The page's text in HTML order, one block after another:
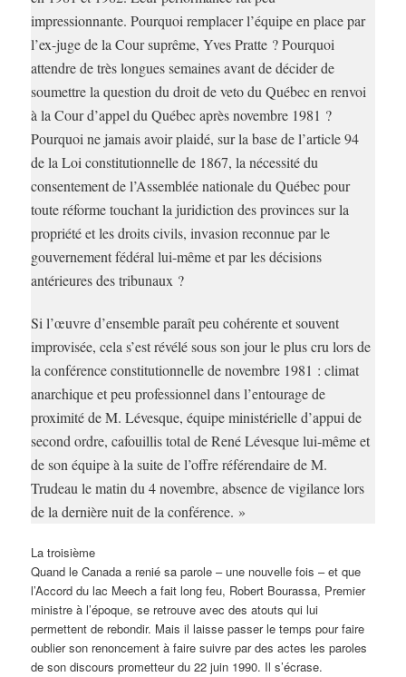
impressionnante. Pourquoi remplacer l’équipe en place par
l’ex-juge de la Cour suprême, Yves Pratte ? Pourquoi
attendre de très longues semaines avant de décider de
soumettre la question du droit de veto du Québec en renvoi
à la Cour d’appel du Québec après novembre 1981 ?
Pourquoi ne jamais avoir plaidé, sur la base de l’article 94
de la Loi constitutionnelle de 1867, la nécessité du
consentement de l’Assemblée nationale du Québec pour
toute réforme touchant la juridiction des provinces sur la
propriété et les droits civils, invasion reconnue par le
gouvernement fédéral lui-même et par les décisions
antérieures des tribunaux ?
Si l’œuvre d’ensemble paraît peu cohérente et souvent
improvisée, cela s’est révélé sous son jour le plus cru lors de
la conférence constitutionnelle de novembre 1981 : climat
anarchique et peu professionnel dans l’entourage de
proximité de M. Lévesque, équipe ministérielle d’appui de
second ordre, cafouillis total de René Lévesque lui-même et
de son équipe à la suite de l’offre référendaire de M.
Trudeau le matin du 4 novembre, absence de vigilance lors
de la dernière nuit de la conférence. »
La troisième
Quand le Canada a renié sa parole – une nouvelle fois – et que
l’Accord du lac Meech a fait long feu, Robert Bourassa, Premier
ministre à l’époque, se retrouve avec des atouts qui lui
permettent de rebondir. Mais il laisse passer le temps pour faire
oublier son renoncement à faire suivre par des actes les paroles
de son discours prometteur du 22 juin 1990. Il s’écrase.